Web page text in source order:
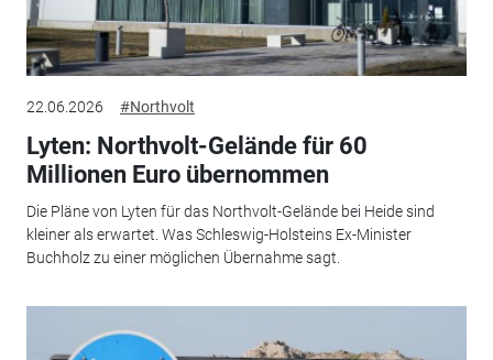
22.06.2026 #Northvolt
Lyten: Northvolt-Gelände für 60
Millionen Euro übernommen
Die Pläne von Lyten für das Northvolt-Gelände bei Heide sind
kleiner als erwartet. Was Schleswig-Holsteins Ex-Minister
Buchholz zu einer möglichen Übernahme sagt.